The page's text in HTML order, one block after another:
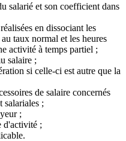
salarié et son coefficient dans
en dissociant les
taux normal et les heures
activité à temps partiel ;
salaire ;
si celle-ci est autre que la
de salaire concernés
salariales ;
;
d'activité ;